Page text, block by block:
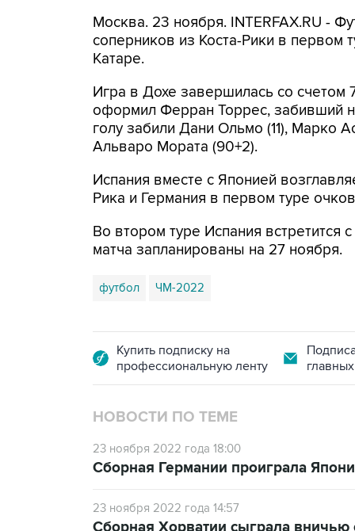
Москва. 23 ноября. INTERFAX.RU -
соперников из Коста-Рики в первом
Катаре.
Игра в Дохе завершилась со счетом
оформил Ферран Торрес, забивший
голу забили Дани Ольмо (11), Марко
Альваро Мората (90+2).
Испания вместе с Японией
Рика и Германия в первом туре
Во втором туре Испания встретится
матча запланированы на 27 ноября.
футбол ЧМ-2022
Купить подписку на
профессиональную ленту
НОВОСТИ ПО ТЕМЕ
23 ноября 2022 года 18:00
Сборная Германии проиграла
23 ноября 2022 года 14:57